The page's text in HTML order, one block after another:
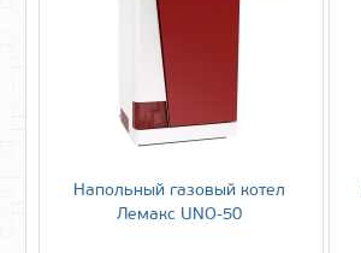
Напольный газовый котел
Лемакс UNO-50